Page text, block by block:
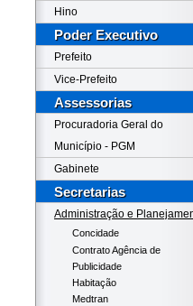
Hino
Poder Executivo
Prefeito
Vice-Prefeito
Assessorias
Procuradoria Geral do
Município - PGM
Gabinete
Secretarias
Administração e
Concidade
Contrato Agência de
Publicidade
Habitação
Medtran